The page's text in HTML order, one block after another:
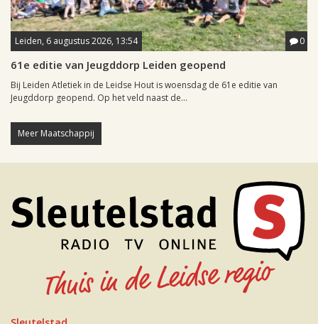
Leiden, 6 augustus 2026, 13:54 0
61e editie van Jeugddorp Leiden geopend
Bij Leiden Atletiek in de Leidse Hout is woensdag de 61e editie van
Jeugddorp geopend. Op het veld naast de...
Meer Maatschappij